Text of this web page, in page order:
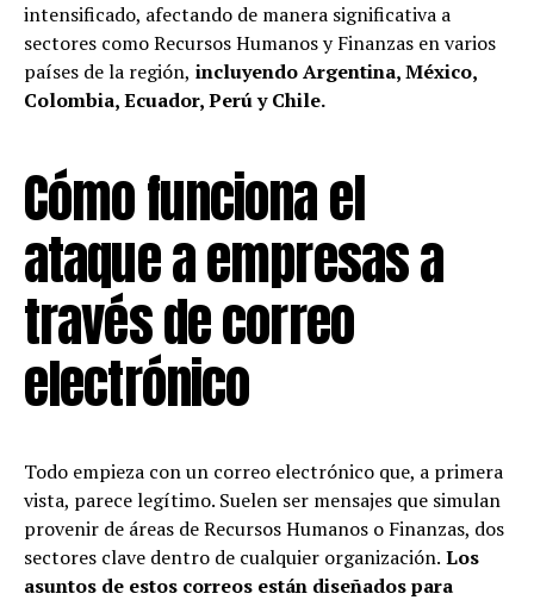
intensificado, afectando de manera significativa a
sectores como Recursos Humanos y Finanzas en varios
países de la región, incluyendo Argentina, México,
Colombia, Ecuador, Perú y Chile.
Cómo funciona el
ataque a empresas a
través de correo
electrónico
Todo empieza con un correo electrónico que, a primera
vista, parece legítimo. Suelen ser mensajes que simulan
provenir de áreas de Recursos Humanos o Finanzas, dos
sectores clave dentro de cualquier organización. Los
asuntos de estos correos están diseñados para